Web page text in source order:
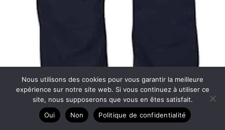
Nous utilisons des cookies pour vous garantir la meilleure
expérience sur notre site web. Si vous continuez à utiliser ce
site, nous supposerons que vous en êtes satisfait.
Oui
Non Politique de confidentialité